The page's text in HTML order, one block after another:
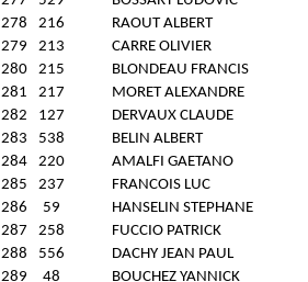
278
216
RAOUT ALBERT
279
213
CARRE OLIVIER
280
215
BLONDEAU FRANCIS
281
217
MORET ALEXANDRE
282
127
DERVAUX CLAUDE
283
538
BELIN ALBERT
284
220
AMALFI GAETANO
285
237
FRANCOIS LUC
286
59
HANSELIN STEPHANE
287
258
FUCCIO PATRICK
288
556
DACHY JEAN PAUL
289
48
BOUCHEZ YANNICK